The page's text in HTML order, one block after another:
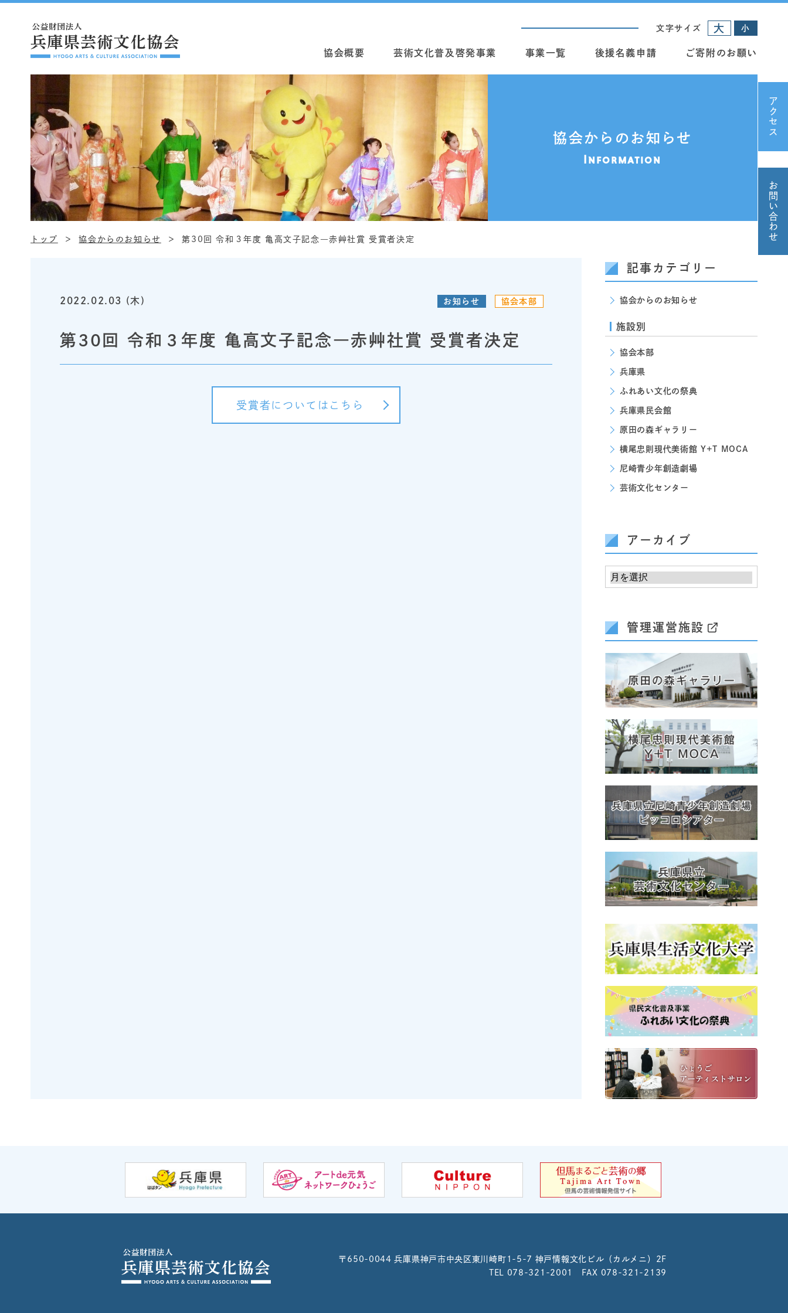
文字サイズ 大 小
協会概要 芸術文化普及啓発事業 事業一覧 後援名義申請 ご寄附のお願い
アクセス
お問い合わせ
協会からのお知らせ
Information
トップ 協会からのお知らせ 第30回 令和３年度 亀高文子記念―赤艸社賞 受賞者決定
2022.02.03 (木) お知らせ 協会本部
第30回 令和３年度 亀高文子記念―赤艸社賞 受賞者決定
受賞者についてはこちら
記事カテゴリー
協会からのお知らせ
施設別
協会本部
兵庫県
ふれあい文化の祭典
兵庫県民会館
原田の森ギャラリー
横尾忠則現代美術館 Y+T MOCA
尼崎青少年創造劇場
芸術文化センター
アーカイブ
管理運営施設
〒650-0044兵庫県神戸市中央区東川崎町1-5-7 神戸情報文化ビル（カルメニ）2F
TEL 078-321-2001 FAX 078-321-2139